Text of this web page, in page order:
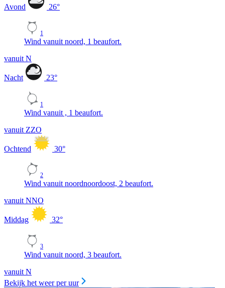
Avond 26°
1
Wind vanuit noord, 1 beaufort.
vanuit N
Nacht 23°
1
Wind vanuit , 1 beaufort.
vanuit ZZO
Ochtend 30°
2
Wind vanuit noordnoordoost, 2 beaufort.
vanuit NNO
Middag 32°
3
Wind vanuit noord, 3 beaufort.
vanuit N
Bekijk het weer per uur